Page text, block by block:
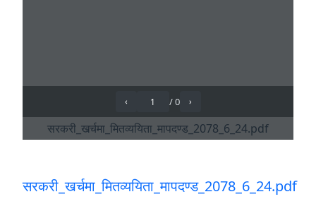
सरकरी_खर्चमा_मितव्ययिता_मापदण्ड_2078_6_24.pdf